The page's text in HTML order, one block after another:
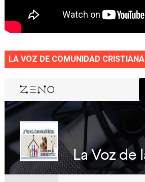
LA VOZ DE COMUNIDAD CRISTIANA